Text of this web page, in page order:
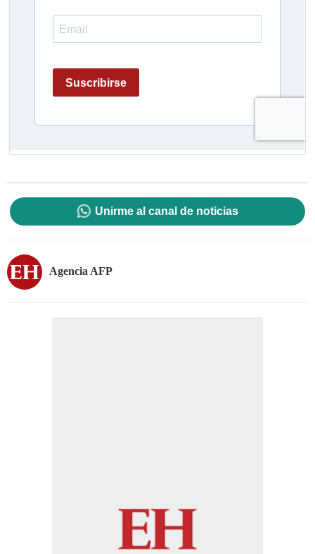
Unirme al canal de noticias
Agencia AFP